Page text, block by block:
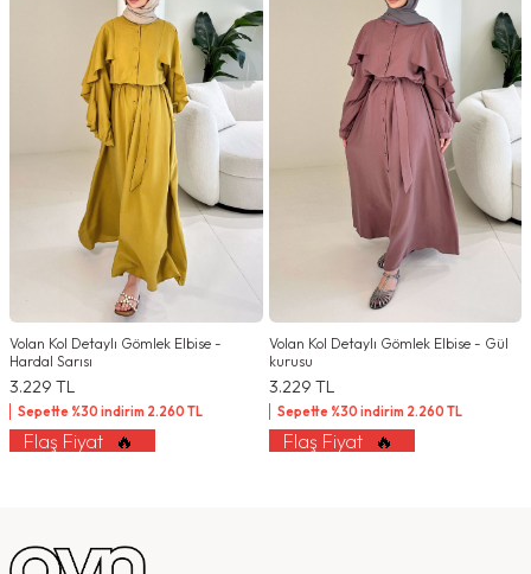
Volan Kol Detaylı Gömlek Elbise -
Hardal Sarısı
3.229 TL
Sepette %30 indirim 2.260TL
Flaş Fiyat 🔥
Volan Kol Detaylı Gömlek Elbise - Gül
kurusu
3.229 TL
Sepette %30 indirim 2.260TL
Flaş Fiyat 🔥